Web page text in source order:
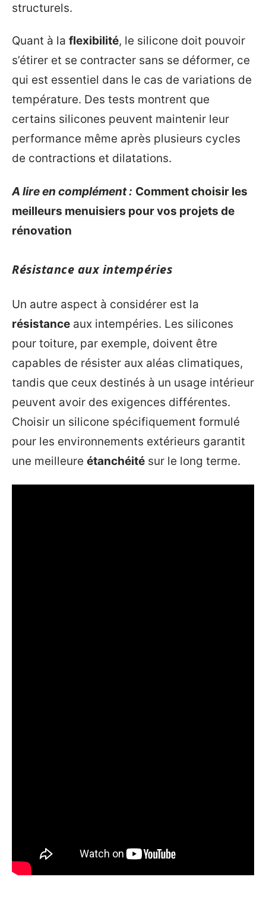
structurels.
Quant à la flexibilité, le silicone doit pouvoir
s’étirer et se contracter sans se déformer, ce
qui est essentiel dans le cas de variations de
température. Des tests montrent que
certains silicones peuvent maintenir leur
performance même après plusieurs cycles
de contractions et dilatations.
A lire en complément : Comment choisir les
meilleurs menuisiers pour vos projets de
rénovation
Résistance aux intempéries
Un autre aspect à considérer est la
résistance aux intempéries. Les silicones
pour toiture, par exemple, doivent être
capables de résister aux aléas climatiques,
tandis que ceux destinés à un usage intérieur
peuvent avoir des exigences différentes.
Choisir un silicone spécifiquement formulé
pour les environnements extérieurs garantit
une meilleure étanchéité sur le long terme.